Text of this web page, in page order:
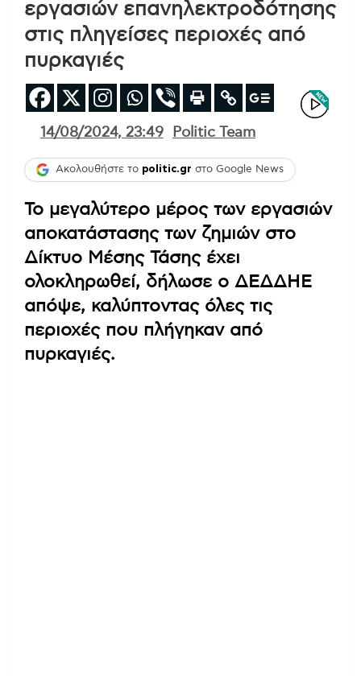
εργασιών επανηλεκτροδότησης
στις πληγείσες περιοχές από
πυρκαγιές
14/08/2024, 23:49 Politic Team
Ακολουθήστε το politic.gr στο Google News
Το μεγαλύτερο μέρος των εργασιών
αποκατάστασης των ζημιών στο
Δίκτυο Μέσης Τάσης έχει
ολοκληρωθεί, δήλωσε ο ΔΕΔΔΗΕ
απόψε, καλύπτοντας όλες τις
περιοχές που πλήγηκαν από
πυρκαγιές.